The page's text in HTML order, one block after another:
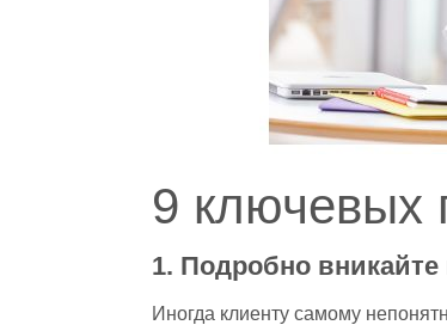
9 ключевых
1. Подробно
Иногда клиенту самому